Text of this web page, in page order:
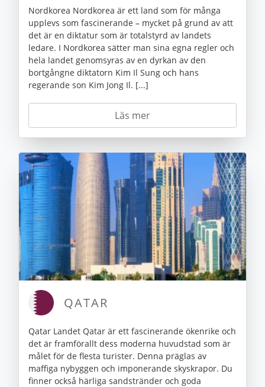
Nordkorea Nordkorea är ett land som för många
upplevs som fascinerande – mycket på grund av att
det är en diktatur som är totalstyrd av landets
ledare. I Nordkorea sätter man sina egna regler och
hela landet genomsyras av en dyrkan av den
bortgångne diktatorn Kim Il Sung och hans
regerande son Kim Jong Il. [...]
Läs mer
QATAR
Qatar Landet Qatar är ett fascinerande ökenrike och
det är framförallt dess moderna huvudstad som är
målet för de flesta turister. Denna präglas av
maffiga nybyggen och imponerande skyskrapor. Du
finner också härliga sandstränder och goda